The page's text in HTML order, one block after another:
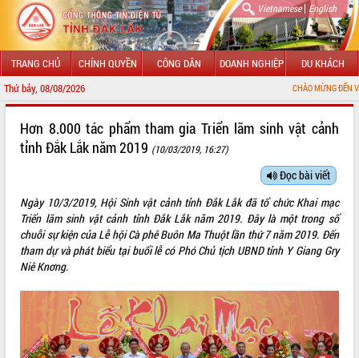
Vietnamese| English
TRANG CHỦ CHÍNH QUYỀN CÔNG DÂN DOANH NGHIỆP DU KHÁCH
Thứ bảy, 08/08/2026 CHÀO MỪNG ĐẾN VỚI CỔNG THÔNG
LÃNH ĐẠO UBND TỈNH
SỞ, BAN, NGÀNH
UBND CÁC XÃ, PHƯỜNG
HỆ THỐNG VĂN BẢN
VĂN BẢN HĐND TỈNH
Hơn 8.000 tác phẩm tham gia Triển lãm sinh vật cảnh
tỉnh Đắk Lắk năm 2019 (10/03/2019, 16:27)
Đọc bài viết
Ngày 10/3/2019, Hội Sinh vật cảnh tỉnh Đắk Lắk đã tổ chức Khai mạc
Triển lãm sinh vật cảnh tỉnh Đắk Lắk năm 2019. Đây là một trong số
chuỗi sự kiện của Lễ hội Cà phê Buôn Ma Thuột lần thứ 7 năm 2019. Đến
tham dự và phát biểu tại buổi lễ có Phó Chủ tịch UBND tỉnh Y Giang Gry
Niê Knơng.